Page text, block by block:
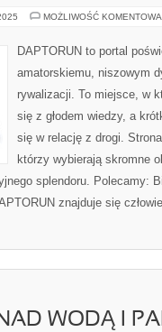
MOŻLIWOŚĆ
DAPTORUN to portal
amatorskiemu, niszowym
rywalizacji. To miejsce, w
się z głodem wiedzy, a
się w relację z drogi.
którzy wybierają skromne
splendoru. Polecamy:
znajduje się
WODĄ I